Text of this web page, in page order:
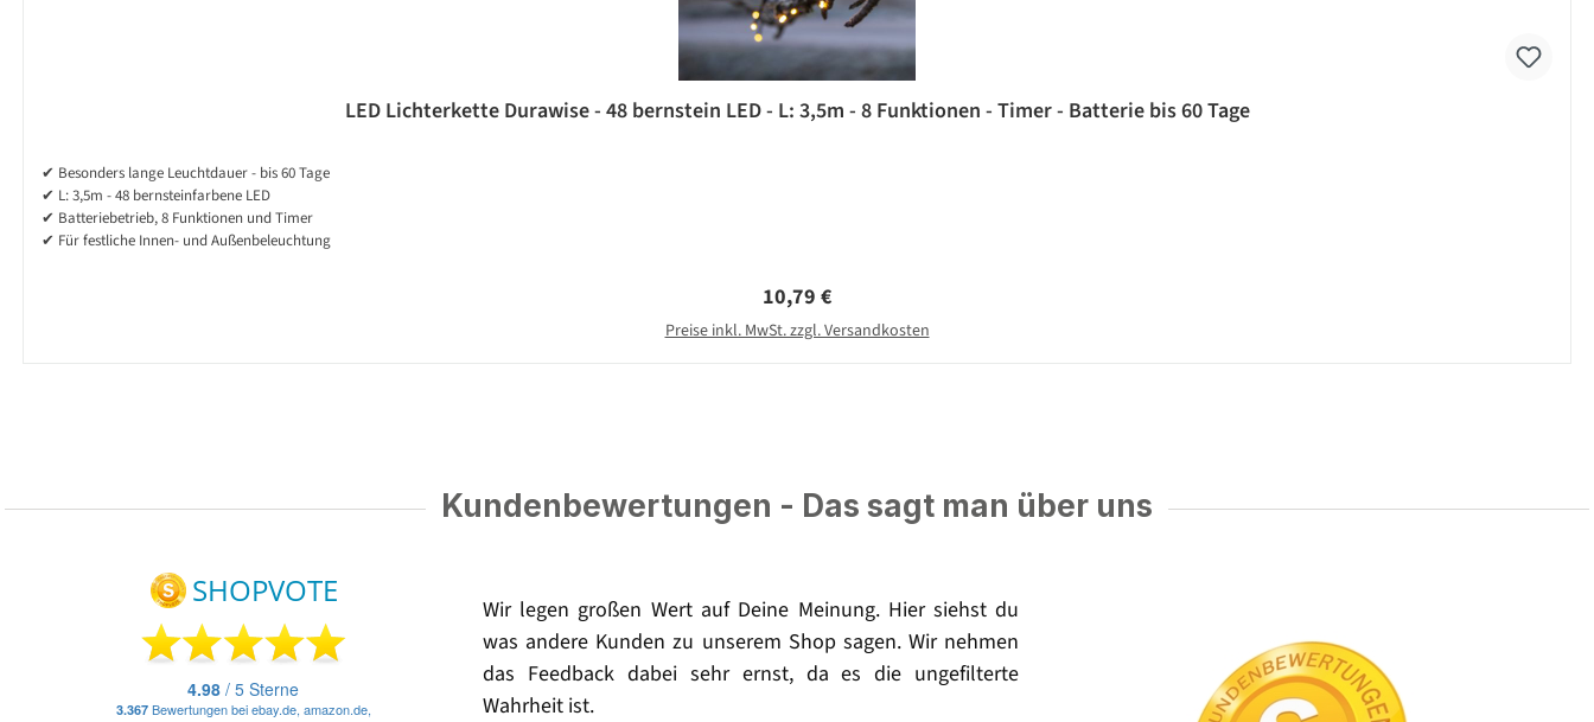
LED Lichterkette Durawise - 48 bernstein LED - L: 3,5m - 8 Funktionen - Timer - Batterie bis 60 Tage
✔ Besonders lange Leuchtdauer - bis 60 Tage
✔ L: 3,5m - 48 bernsteinfarbene LED
✔ Batteriebetrieb, 8 Funktionen und Timer
✔ Für festliche Innen- und Außenbeleuchtung
Regulärer Preis:
10,79 €
Preise inkl. MwSt. zzgl. Versandkosten
Kundenbewertungen - Das sagt man über uns
Wir legen großen Wert auf Deine Meinung. Hier siehst du
was andere Kunden zu unserem Shop sagen. Wir nehmen
das Feedback dabei sehr ernst, da es die ungefilterte
Wahrheit ist.